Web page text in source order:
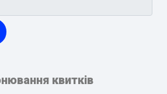
квитків